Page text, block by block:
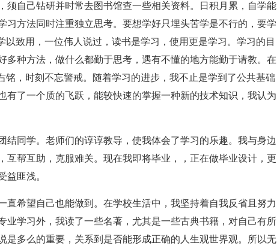
须自己钻研并时常去图书馆查一些相关资料。日积月累，自学能
习方法同时注重独立思考。要想学好只埋头苦学是不行的，要学
以致用，一位伟人说过，读书是学习，使用更是学习。学习的目
多种方法，做什么都勤于思考，遇有不懂的地方能勤于请教。在
铭，时刻不忘警戒。随着学习的进步，我不止是学到了公共基础
有了一个质的飞跃，能较快速的掌握一种新的技术知识，我认为
结同学。老师们的谆谆教导，使我体会了学习的乐趣。我与身边
互帮互助，克服难关。现在我即将毕业，，正在做毕业设计，更
益匪浅。
直希望自己也能做到。在学校生活中，我坚持着自我反省且努力
业学习外，我读了一些名著，尤其是一些古典书籍，对自己有所
是多么的重要，关系到是否能形成正确的人生观世界观。所以无